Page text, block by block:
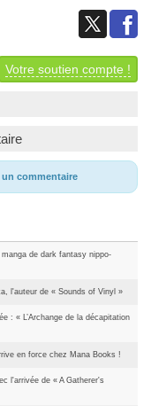
Votre soutien compte !
commentaire
de dark fantasy nippo-
l'auteur de « Sounds of Vinyl »
: « L’Archange de la décapitation
en force chez Mana Books !
l'arrivée de « A Gatherer's